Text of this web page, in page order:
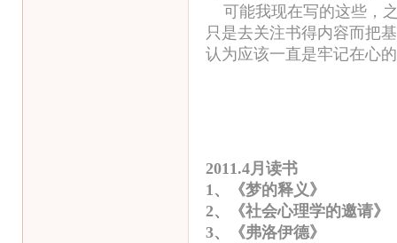
可能我现在写的这些，
只是去关注书得内容而把
认为应该一直是牢记在心
2011.4月读书
1、《梦的释义
2、《社会心理学的邀
3、《弗洛伊德》